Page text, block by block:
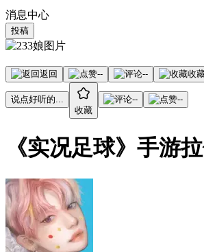
消息中心
投稿
返回 -- -- 收
说点好听的...
收藏
-- --
《实况足球》手游